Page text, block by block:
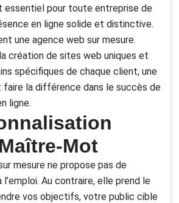
essentiel pour toute entreprise de
en ligne solide et distinctive.
une agence web sur mesure.
création de sites web uniques et
spécifiques de chaque client, une
la différence dans le succès de
ligne.
Mot
mesure ne propose pas de
Au contraire, elle prend le
vos objectifs, votre public cible